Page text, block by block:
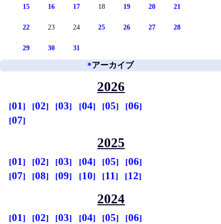
15 16 17 18 19 20 21
22 23 24 25 26 27 28
29 30 31
*アーカイブ
2026
01 02 03 04 05
06
07
2025
01 02 03 04 05
06
07
08 09 10 11 12
2024
01 02 03 04 05
06